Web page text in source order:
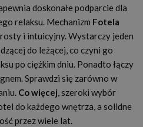
doskonałe podparcie dla
relaksu. Mechanizm Fotela
i intuicyjny. Wystarczy jeden
do leżącej, co czyni go
po ciężkim dniu. Ponadto łączy
Sprawdzi się zarówno w
Co więcej, szeroki wybór
do każdego wnętrza, a solidne
przez wiele lat.